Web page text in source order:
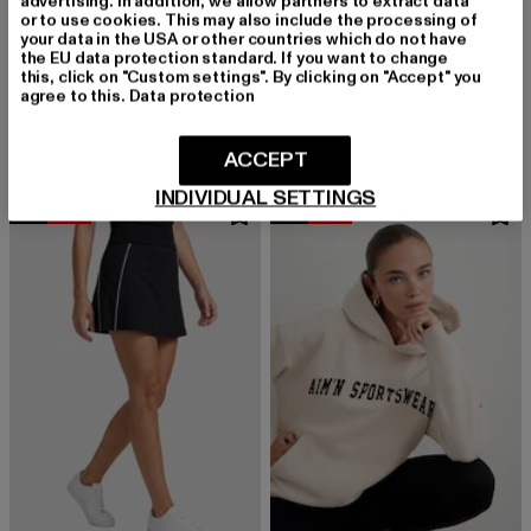
URBAN CLASSICS
Ladies Essentials Off Shoulder 2-Pack
ECKO UNLTD.
Quiet
NEU -10%
or to use cookies. This may also include the processing of
your data in the USA or other countries which do not have
the EU data protection standard. If you want to change
this, click on "Custom settings". By clicking on "Accept" you
agree to this. Data protection
INDIVIDUAL SETTINGS
ACCEPT